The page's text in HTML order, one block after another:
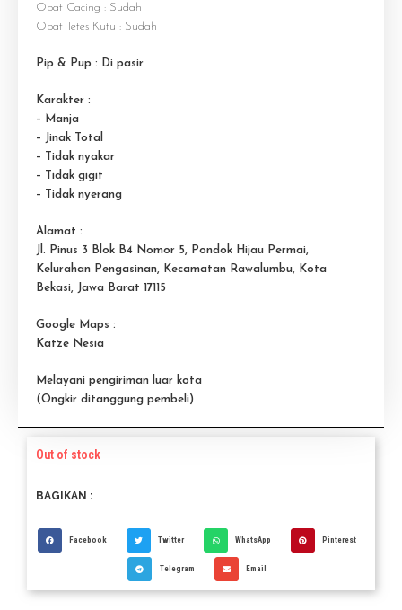
Obat Cacing : Sudah
Obat Tetes Kutu : Sudah
Pip & Pup : Di pasir
Karakter :
– Manja
– Jinak Total
– Tidak nyakar
– Tidak gigit
– Tidak nyerang
Alamat :
Jl. Pinus 3 Blok B4 Nomor 5, Pondok Hijau Permai,
Kelurahan Pengasinan, Kecamatan Rawalumbu, Kota
Bekasi, Jawa Barat 17115
Google Maps :
Katze Nesia
Melayani pengiriman luar kota
(Ongkir ditanggung pembeli)
Out of stock
BAGIKAN :
Facebook Twitter WhatsApp Pinterest
Telegram Email